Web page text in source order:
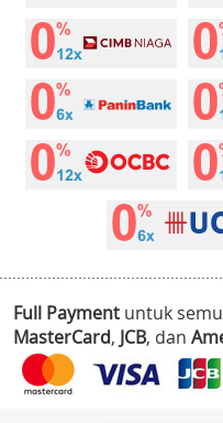
Full Payment untuk
MasterCard, JCB, dan